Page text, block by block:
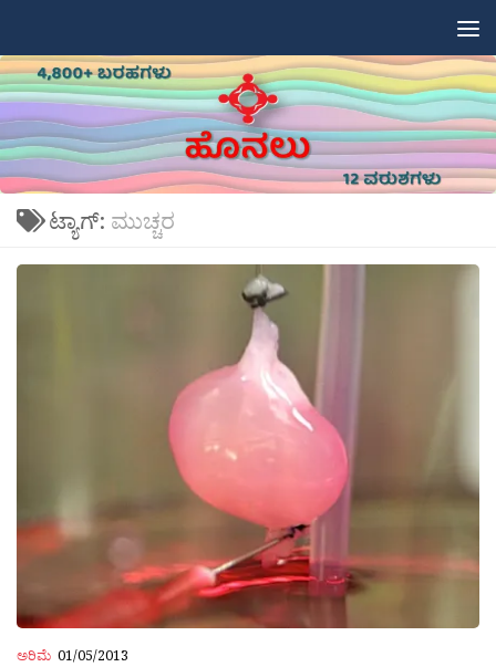
ಟ್ಯಾಗ್: ಮುಚ್ಚರ
ಅರಿಮೆ 01/05/2013